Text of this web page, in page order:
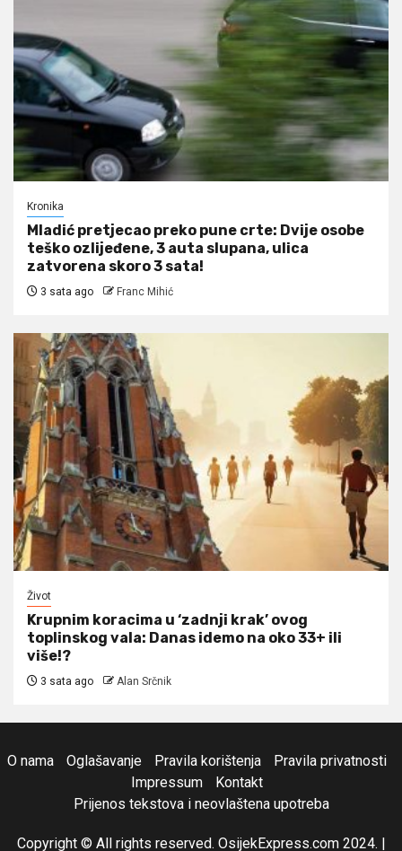
Kronika
Mladić pretjecao preko pune crte: Dvije osobe
teško ozlijeđene, 3 auta slupana, ulica
zatvorena skoro 3 sata!
3 sata ago Franc Mihić
Život
Krupnim koracima u ‘zadnji krak’ ovog
toplinskog vala: Danas idemo na oko 33+ ili
više!?
3 sata ago Alan Srčnik
O nama Oglašavanje Pravila korištenja
Pravila privatnosti
Impressum
Kontakt
Prijenos tekstova i neovlaštena upotreba
Copyright © All rights reserved. OsijekExpress.com 2024. |